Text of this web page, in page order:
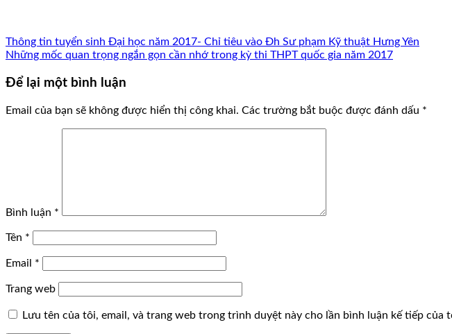
Thông tin tuyển sinh Đại học năm 2017- Chỉ tiêu vào Đh Sư phạm Kỹ thuật Hưng Yên
Những mốc quan trọng ngắn gọn cần nhớ trong kỳ thi THPT quốc gia năm 2017
Để lại một bình luận
Email của bạn sẽ không được hiển thị công khai. Các trường bắt buộc được đánh dấu *
Bình luận *
Tên *
Email *
Trang web
Lưu tên của tôi, email, và trang web trong trình duyệt này cho lần bình luận kế tiếp của